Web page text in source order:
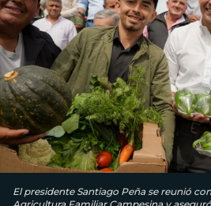
El presidente Santiago Peña se reunió